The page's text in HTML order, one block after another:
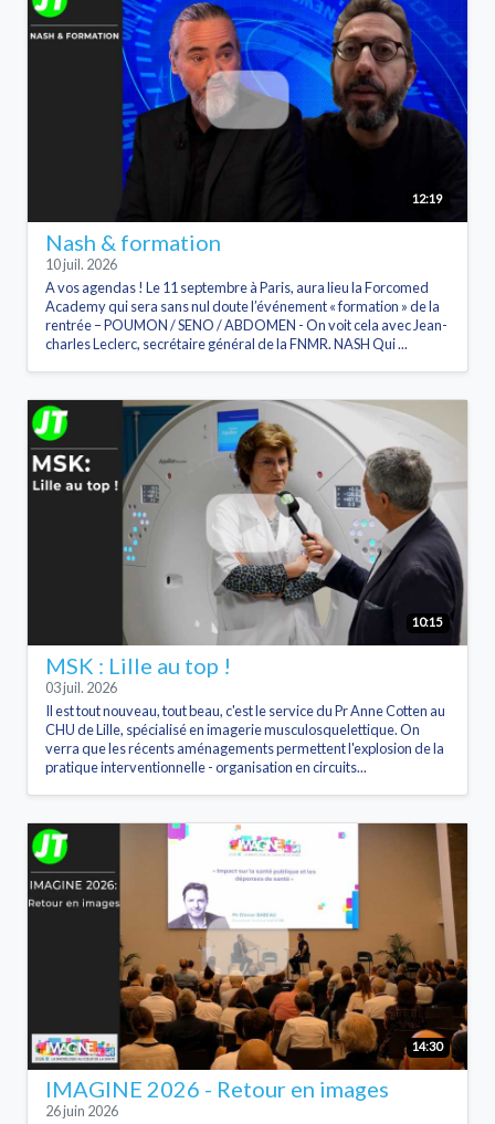
12:19
Nash & formation
10 juil. 2026
A vos agendas ! Le 11 septembre à Paris, aura lieu la Forcomed
Academy qui sera sans nul doute l’événement « formation » de la
rentrée – POUMON / SENO / ABDOMEN - On voit cela avec Jean-
charles Leclerc, secrétaire général de la FNMR. NASH Qui ...
10:15
MSK : Lille au top !
03 juil. 2026
Il est tout nouveau, tout beau, c'est le service du Pr Anne Cotten au
CHU de Lille, spécialisé en imagerie musculosquelettique. On
verra que les récents aménagements permettent l'explosion de la
pratique interventionnelle - organisation en circuits...
14:30
IMAGINE 2026 - Retour en images
26 juin 2026